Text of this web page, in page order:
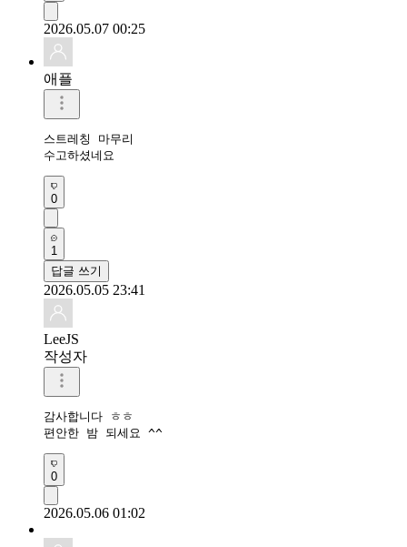
2026.05.07 00:25
애플
스트레칭 마무리
수고하셨네요
0
1
답글 쓰기
2026.05.05 23:41
LeeJS
작성자
감사합니다 ㅎㅎ
편안한 밤 되세요 ^^
0
2026.05.06 01:02